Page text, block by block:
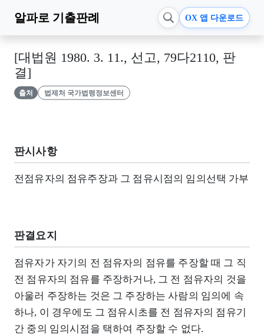
알파로 기출판례 OX 앱 다운로드
[대법원 1980. 3. 11., 선고, 79다2110, 판
결]
출처 법제처 국가법령정보센터
판시사항
전점유자의 점유주장과 그 점유시점의 임의선택 가부
판결요지
점유자가 자기의 전 점유자의 점유를 주장할 때 그 직
전 점유자의 점유를 주장하거나, 그 전 점유자의 것을
아울러 주장하는 것은 그 주장하는 사람의 임의에 속
하나, 이 경우에도 그 점유시초를 전 점유자의 점유기
간 중의 임의시점을 택하여 주장할 수 없다.